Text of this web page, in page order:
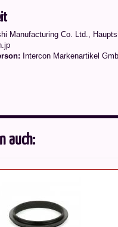
Manufacturing Co. Ltd.
Intercon Markenartikel
auch: